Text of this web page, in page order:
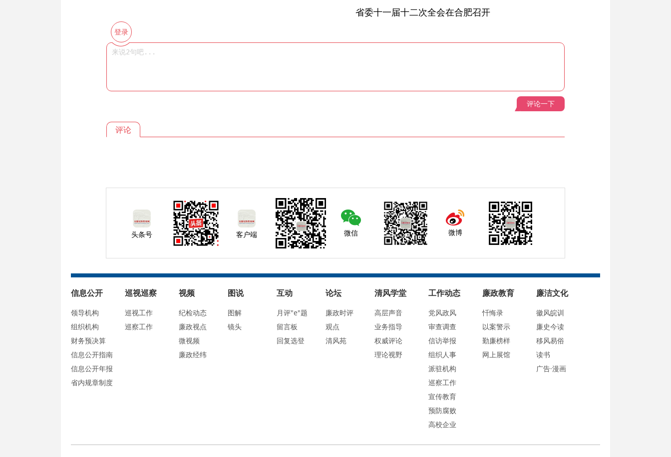
省委十一届十二次全会在合肥召开
登录
评论一下
评论
头条号 客户端 微信 微博
信息公开
领导机构
组织机构
财务预决算
信息公开指南
信息公开年报
省内规章制度
巡视巡察
巡视工作
巡察工作
视频
纪检动态
廉政视点
微视频
廉政经纬
图说
图解
镜头
互动
月评"e"题
留言板
回复选登
论坛
廉政时评
观点
清风苑
清风学堂
高层声音
业务指导
权威评论
理论视野
工作动态
党风政风
审查调查
信访举报
组织人事
派驻机构
巡察工作
宣传教育
预防腐败
高校企业
廉政教育
忏悔录
以案警示
勤廉榜样
网上展馆
廉洁文化
徽风皖训
廉史今读
移风易俗
读书
广告·漫画